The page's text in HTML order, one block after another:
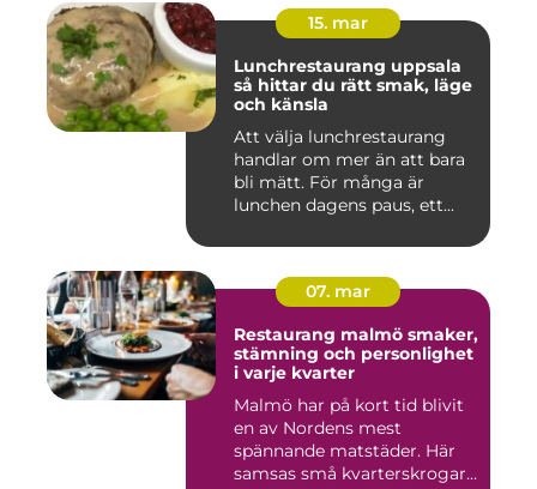
15. mar
Lunchrestaurang uppsala
så hittar du rätt smak, läge
och känsla
Att välja lunchrestaurang
handlar om mer än att bara
bli mätt. För många är
lunchen dagens paus, ett...
07. mar
Restaurang malmö smaker,
stämning och personlighet
i varje kvarter
Malmö har på kort tid blivit
en av Nordens mest
spännande matstäder. Här
samsas små kvarterskrogar